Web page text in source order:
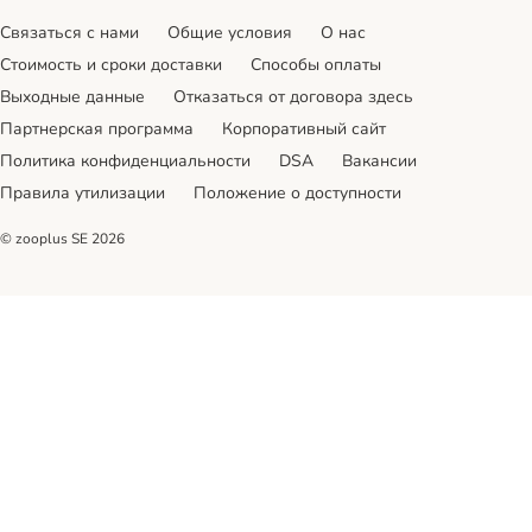
Связаться с нами Общие условия
О нас
Стоимость и сроки доставки
Cпособы оплаты
Выходные данные
Отказаться от договора здесь
Партнерская программа
Корпоративный сайт
Политика конфиденциальности
DSA
Вакансии
Правила утилизации
Положение о доступности
© zooplus SE 2026